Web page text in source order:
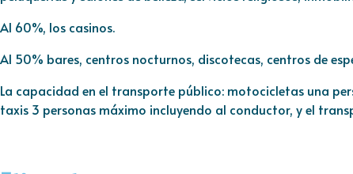
Al 60%, los casinos.
Al 50% bares, centros nocturnos, discotecas, centros de
La capacidad en el transporte público: motocicletas una
taxis 3 personas máximo incluyendo al conductor, y el